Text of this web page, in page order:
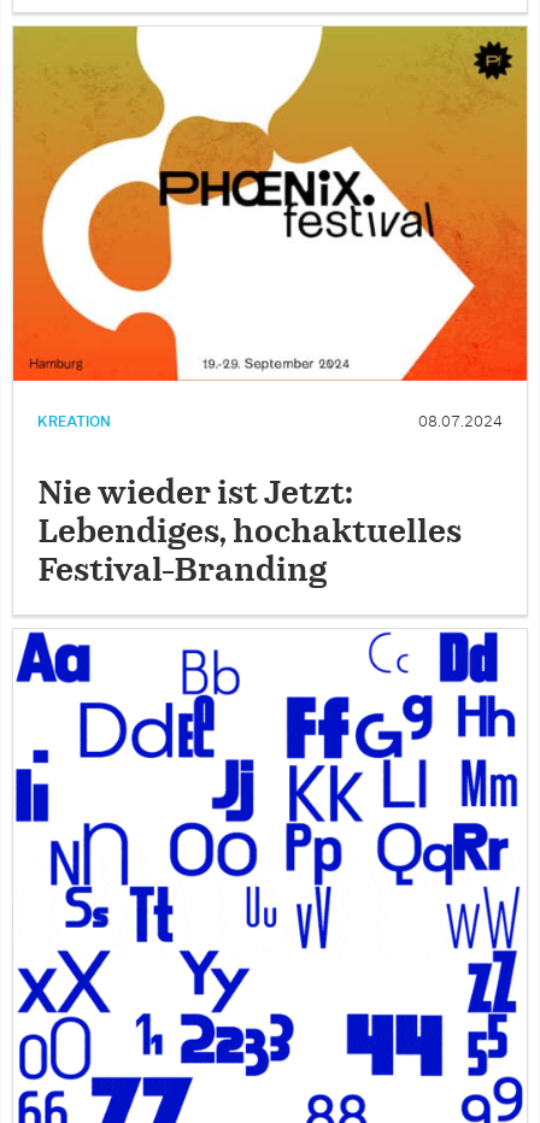
KREATION 08.07.2024
Nie wieder ist Jetzt:
Lebendiges, hochaktuelles
Festival-Branding